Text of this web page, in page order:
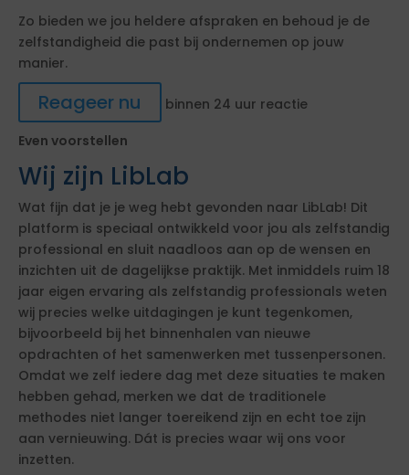
Zo bieden we jou heldere afspraken en behoud je de
zelfstandigheid die past bij ondernemen op jouw
manier.
Reageer nu
binnen 24 uur reactie
Even voorstellen
Wij zijn LibLab
Wat fijn dat je je weg hebt gevonden naar LibLab! Dit
platform is speciaal ontwikkeld voor jou als zelfstandig
professional en sluit naadloos aan op de wensen en
inzichten uit de dagelijkse praktijk. Met inmiddels ruim 18
jaar eigen ervaring als zelfstandig professionals weten
wij precies welke uitdagingen je kunt tegenkomen,
bijvoorbeeld bij het binnenhalen van nieuwe
opdrachten of het samenwerken met tussenpersonen.
Omdat we zelf iedere dag met deze situaties te maken
hebben gehad, merken we dat de traditionele
methodes niet langer toereikend zijn en echt toe zijn
aan vernieuwing. Dát is precies waar wij ons voor
inzetten.